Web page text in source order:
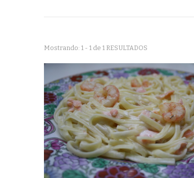
Mostrando: 1 - 1 de 1 RESULTADOS